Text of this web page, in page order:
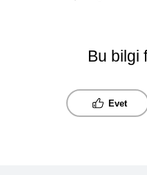
Bu bilgi
Evet